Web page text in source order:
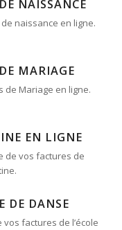
NAISSANCE
naissance en ligne.
MARIAGE
de Mariage en ligne.
EN LIGNE
de vos factures de
DE DANSE
factures de l’école